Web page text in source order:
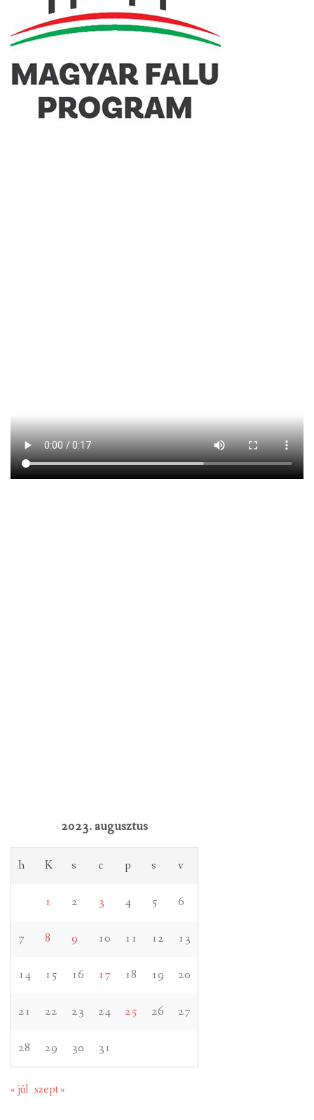
2023. augusztus
h K s c p s v
1 2 3 4 5 6
7 8 9 10 11 12 13
14 15 16 17 18 19 20
21 22 23 24 25 26 27
28 29 30 31
« júl szept »